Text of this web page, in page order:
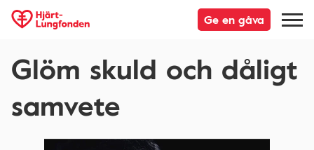
Ge en gåva
Glöm skuld och dåligt
samvete